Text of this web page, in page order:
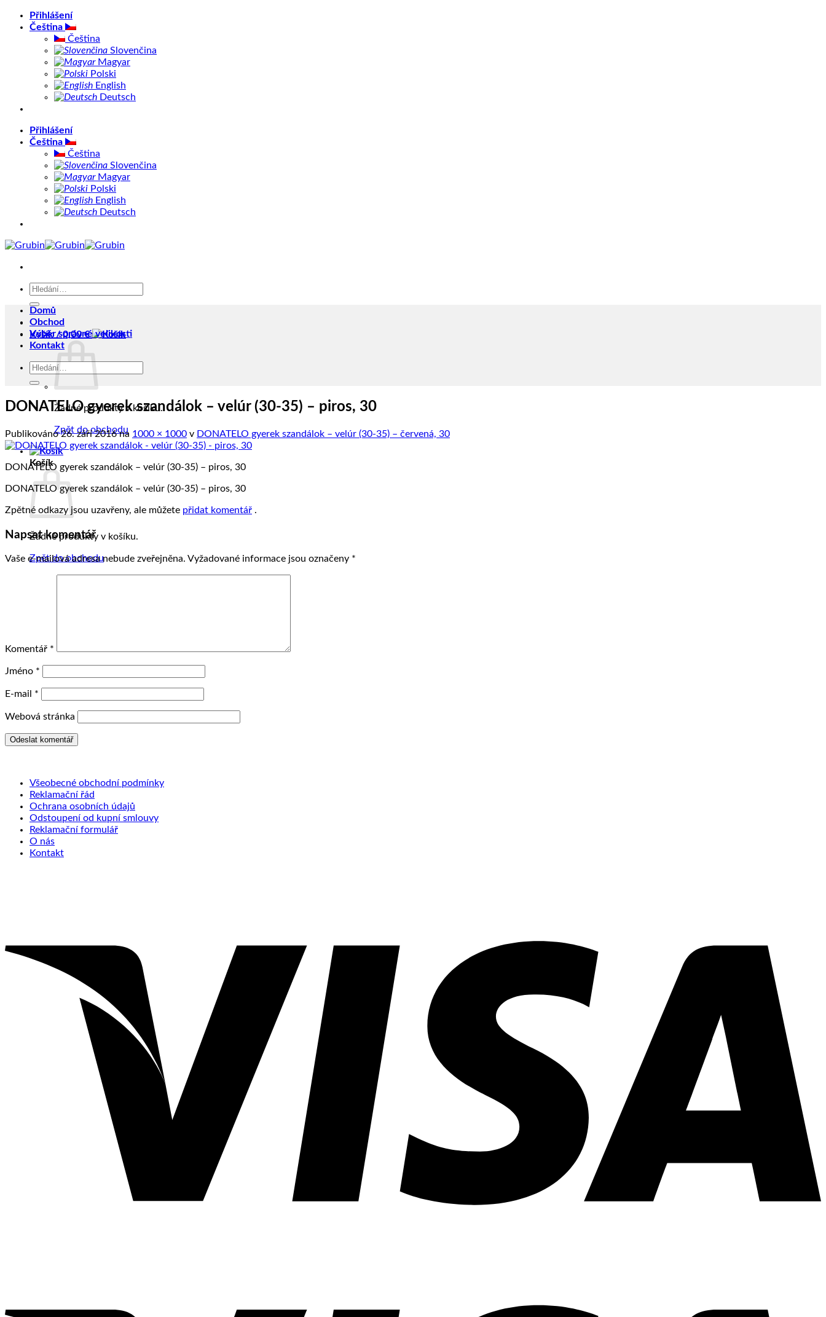
PřeskočitPřihlášení
Čeština
Čeština
Slovenčina
Magyar
Polski
English
Deutsch
Přihlášení
Čeština
Čeština
Slovenčina
Magyar
Polski
English
Deutsch
Hledat:
Košík /0,00€
Žádné produkty v košíku.
Zpět do obchodu
Košík
Žádné produkty v košíku.
Zpět do obchodu
Domů
Obchod
Výběr správné velikosti
Kontakt
Hledat:
DONATELO gyerek szandálok – velúr (30-35) – piros, 30
Publikováno26. září 2016na 1000 × 1000 v DONATELO gyerek szandálok – velúr (30-35) – červená, 30
DONATELO gyerek szandálok – velúr (30-35) – piros, 30
DONATELO gyerek szandálok – velúr (30-35) – piros, 30
Zpětné odkazy jsou uzavřeny, ale můžete přidat komentář .
Napsat komentář
Vaše e-mailová adresa nebude zveřejněna. Vyžadované informace jsou označeny *
Komentář *
Jméno *
E-mail *
Webová stránka
Všeobecné obchodní podmínky
Reklamační řád
Ochrana osobních údajů
Odstoupení od kupní smlouvy
Reklamační formulář
O nás
Kontakt